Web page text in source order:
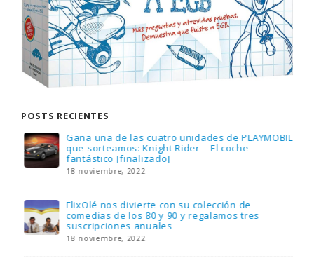
POSTS RECIENTES
Gana una de las cuatro unidades de PLAYMOBIL
que sorteamos: Knight Rider – El coche
fantástico [finalizado]
18 noviembre, 2022
FlixOlé nos divierte con su colección de
comedias de los 80 y 90 y regalamos tres
suscripciones anuales
18 noviembre, 2022